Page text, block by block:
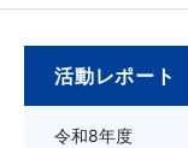
活動レポート
令和8年度